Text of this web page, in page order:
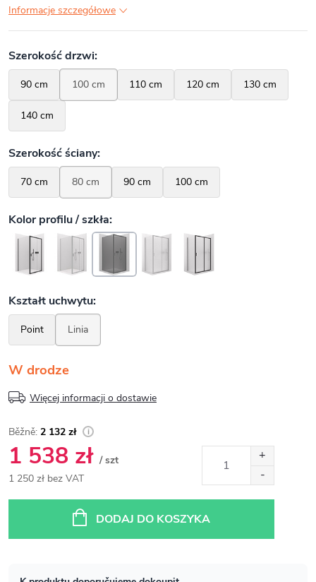
Informacje szczegółowe
W drodze
Więcej informacji o dostawie
2 132 zł
1 538 zł / szt
1 250 zł bez VAT
DODAJ DO KOSZYKA